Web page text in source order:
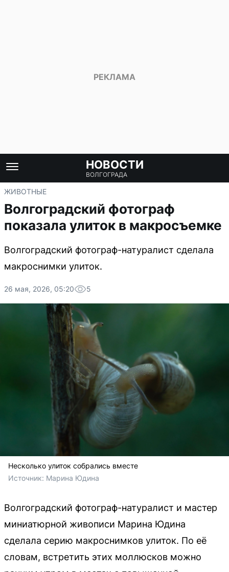
НОВОСТИ
ВОЛГОГРАДА
ЖИВОТНЫЕ
Волгоградский фотограф
показала улиток в макросъемке
Волгоградский фотограф-натуралист сделала
макроснимки улиток.
26 мая, 2026, 05:20 5
Несколько улиток собрались вместе
Источник: Марина Юдина
Волгоградский фотограф-натуралист и мастер
миниатюрной живописи Марина Юдина
сделала серию макроснимков улиток. По её
словам, встретить этих моллюсков можно